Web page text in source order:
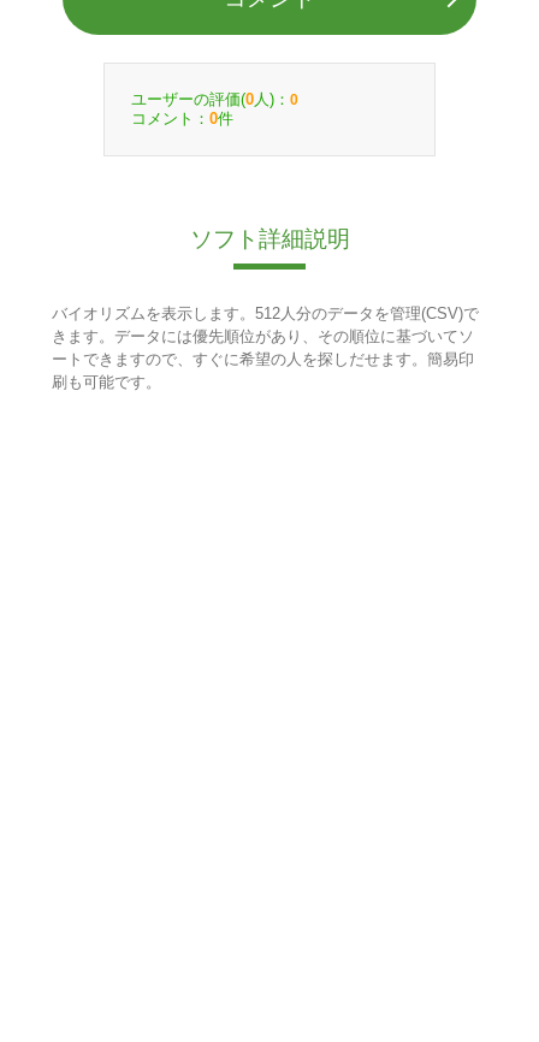
ユーザーの評価(0 人)： 0
コメント： 0件
ソフト詳細説明
バイオリズムを表示します。512人分のデータを管理(CSV)で
きます。データには優先順位があり、その順位に基づいてソ
ートできますので、すぐに希望の人を探しだせます。簡易印
刷も可能です。